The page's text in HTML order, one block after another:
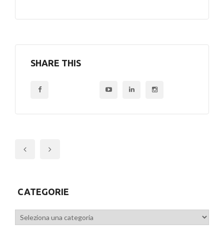
SHARE THIS
CATEGORIE
Categorie